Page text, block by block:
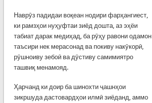
Наврӯз падидаи воқеан нодири фарҳангиест,
ки рамзҳои нуҳуфтаи зиёд дошта, аз эҳёи
табиат дарак медиҳад, ба рӯҳу равони одамон
таъсири нек мерасонад ва покиву накӯкорӣ,
рӯшноиву зебоӣ ва дӯстиву самимиятро
ташвиқ менамояд.
Ҳарчанд ки доир ба шинохти ҷашнҳои
зикршуда дастовардҳои илмӣ зиёданд, аммо